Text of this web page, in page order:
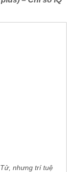
nhưng trí tuệ